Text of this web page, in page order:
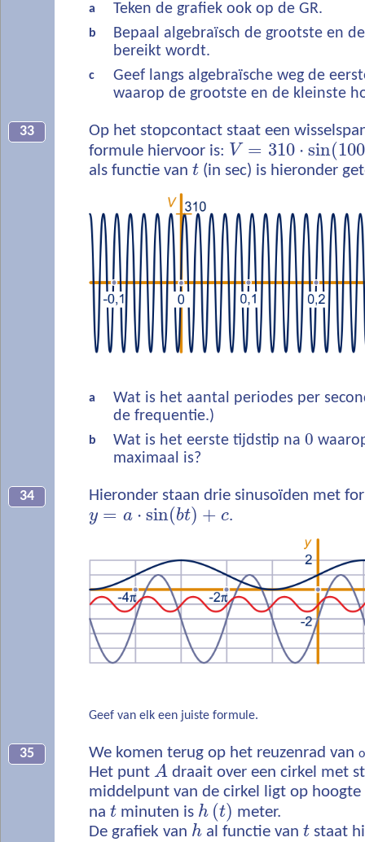
a Teken de grafiek ook op de GR.
b
Bepaal algebraïsch de grootste en
bereikt wordt.
c
Geef langs algebraïsche weg de
waarop de grootste en de kleinste
33
Op het stopcontact staat een
formule hiervoor is: V = 310 ⋅ sin(100
als functie van t (in sec) is hieronder
a
Wat is het aantal periodes per
de frequentie.)
b Wat is het eerste tijdstip na 0
maximaal is?
34
Hieronder staan drie sinusoïden met
y = a ⋅ sin(bt) + c.
Geef van elk een juiste formule.
35 We komen terug op het reuzenrad van
Het punt A draait over een cirkel met
middelpunt van de cirkel ligt op hoogte
na t minuten is h (t) meter.
De grafiek van h al functie van t staat